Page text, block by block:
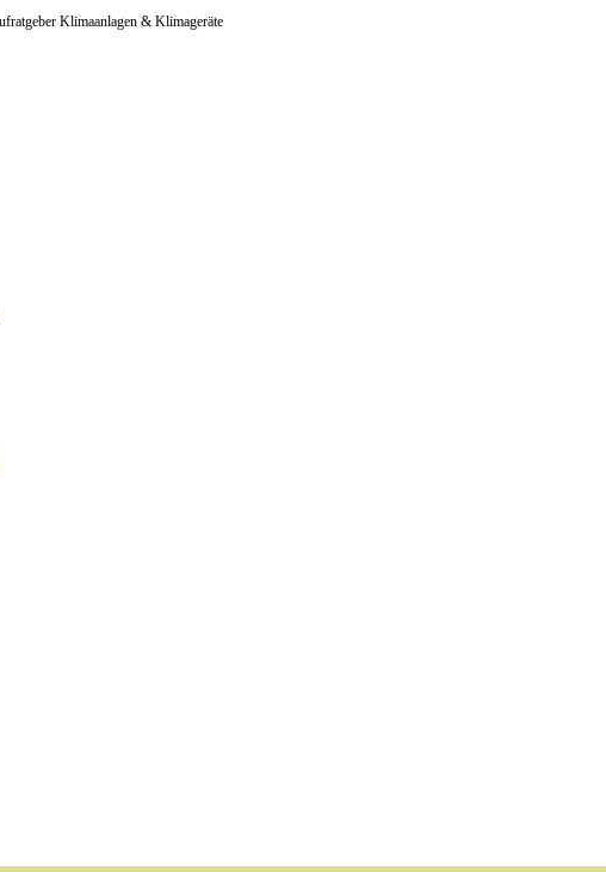
Klimaanlagen & Klimageräte